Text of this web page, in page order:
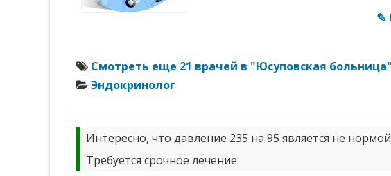
✎
Смотреть еще 21 врачей в "Юсуповская больница"
Эндокринолог
Интересно, что давление 235 на 95 является не
Требуется срочное лечение.